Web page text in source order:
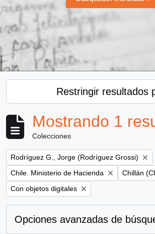
Restringir resultados
Mostrando 1
Colecciones
Remove filter:
Rodríguez G., Jorge (Rodríguez Grossi)
Remove filter:
Chile. Ministerio de Hacienda Remove
Chillán
Remove filter:
Con objetos digitales
Opciones avanzadas de